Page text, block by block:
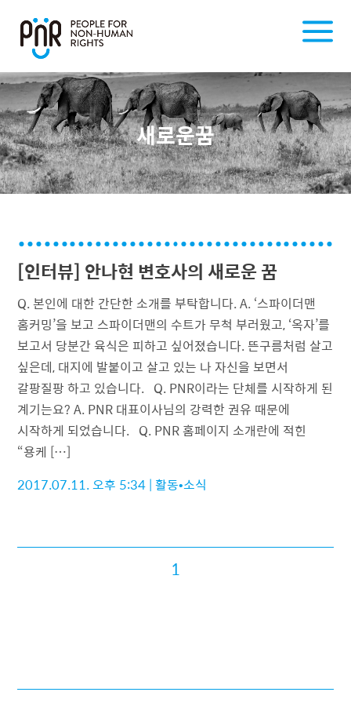
새로운꿈
[인터뷰] 안나현 변호사의 새로운 꿈
Q. 본인에 대한 간단한 소개를 부탁합니다. A. ‘스파이더맨
홈커밍’을 보고 스파이더맨의 수트가 무척 부러웠고, ‘옥자’를
보고서 당분간 육식은 피하고 싶어졌습니다. 뜬구름처럼 살고
싶은데, 대지에 발붙이고 살고 있는 나 자신을 보면서
갈팡질팡 하고 있습니다. Q. PNR이라는 단체를 시작하게 된
계기는요? A. PNR 대표이사님의 강력한 권유 때문에
시작하게 되었습니다. Q. PNR 홈페이지 소개란에 적힌
“용케 […]
2017.07.11. 오후 5:34 |활동•소식
1